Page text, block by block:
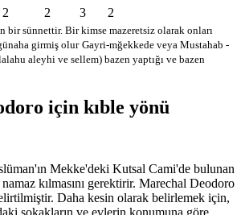
2 2 3 2
bir sünnettir. Bir kimse mazeretsiz olarak onları
girmiş olur Gayri-mğekkede veya Mustahab -
aleyhi ve sellem) bazen yaptığı ve bazen
için kıble yönü
Mekke'deki Kutsal Cami'de bulunan
kılmasını gerektirir. Marechal Deodoro
Daha kesin olarak belirlemek için,